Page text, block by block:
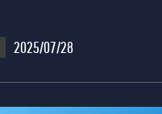
2025/07/28